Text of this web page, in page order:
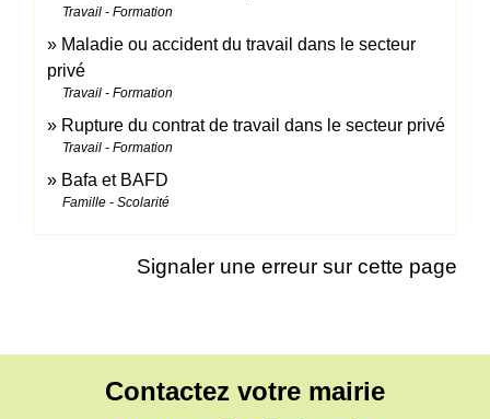
Travail - Formation
Maladie ou accident du travail dans le secteur
privé
Travail - Formation
Rupture du contrat de travail dans le secteur privé
Travail - Formation
Bafa et BAFD
Famille - Scolarité
Signaler une erreur sur cette page
Contactez votre mairie